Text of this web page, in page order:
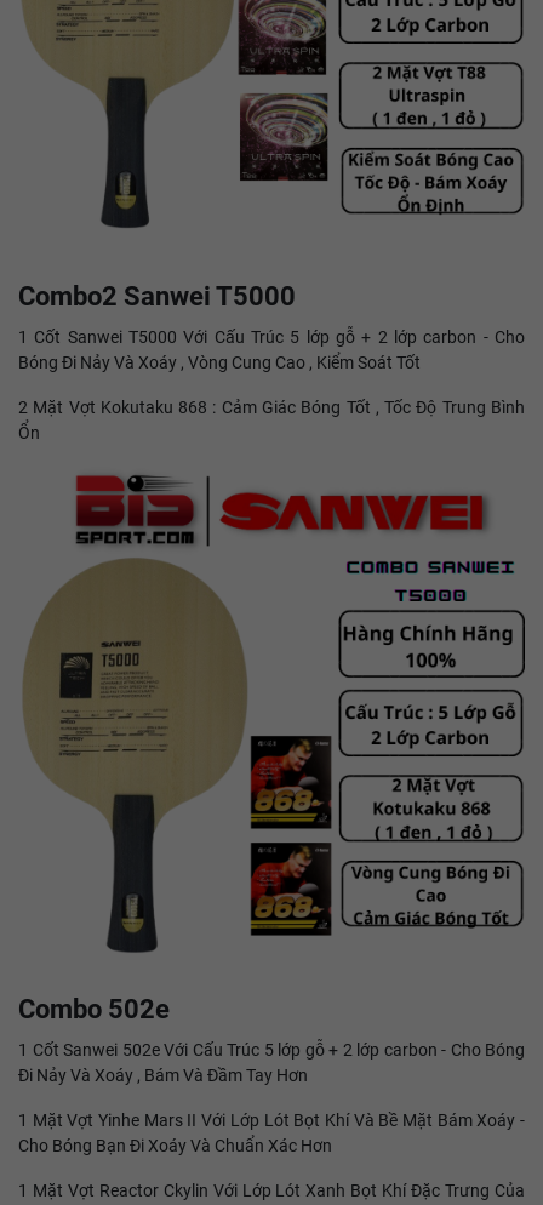
Combo2 Sanwei T5000
1 Cốt Sanwei T5000 Với Cấu Trúc 5 lớp gỗ + 2 lớp carbon - Cho
Bóng Đi Nảy Và Xoáy , Vòng Cung Cao , Kiểm Soát Tốt
2 Mặt Vợt Kokutaku 868 : Cảm Giác Bóng Tốt , Tốc Độ Trung Bình
Ổn
Combo 502e
1 Cốt Sanwei 502e Với Cấu Trúc 5 lớp gỗ + 2 lớp carbon - Cho Bóng
Đi Nảy Và Xoáy , Bám Và Đầm Tay Hơn
1 Mặt Vợt Yinhe Mars II Với Lớp Lót Bọt Khí Và Bề Mặt Bám Xoáy -
Cho Bóng Bạn Đi Xoáy Và Chuẩn Xác Hơn
1 Mặt Vợt Reactor Ckylin Với Lớp Lót Xanh Bọt Khí Đặc Trưng Của